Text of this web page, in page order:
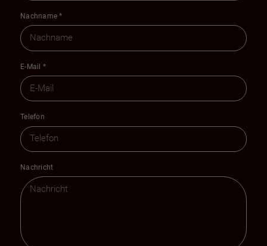
Nachname*
E-Mail *
Telefon
Nachricht